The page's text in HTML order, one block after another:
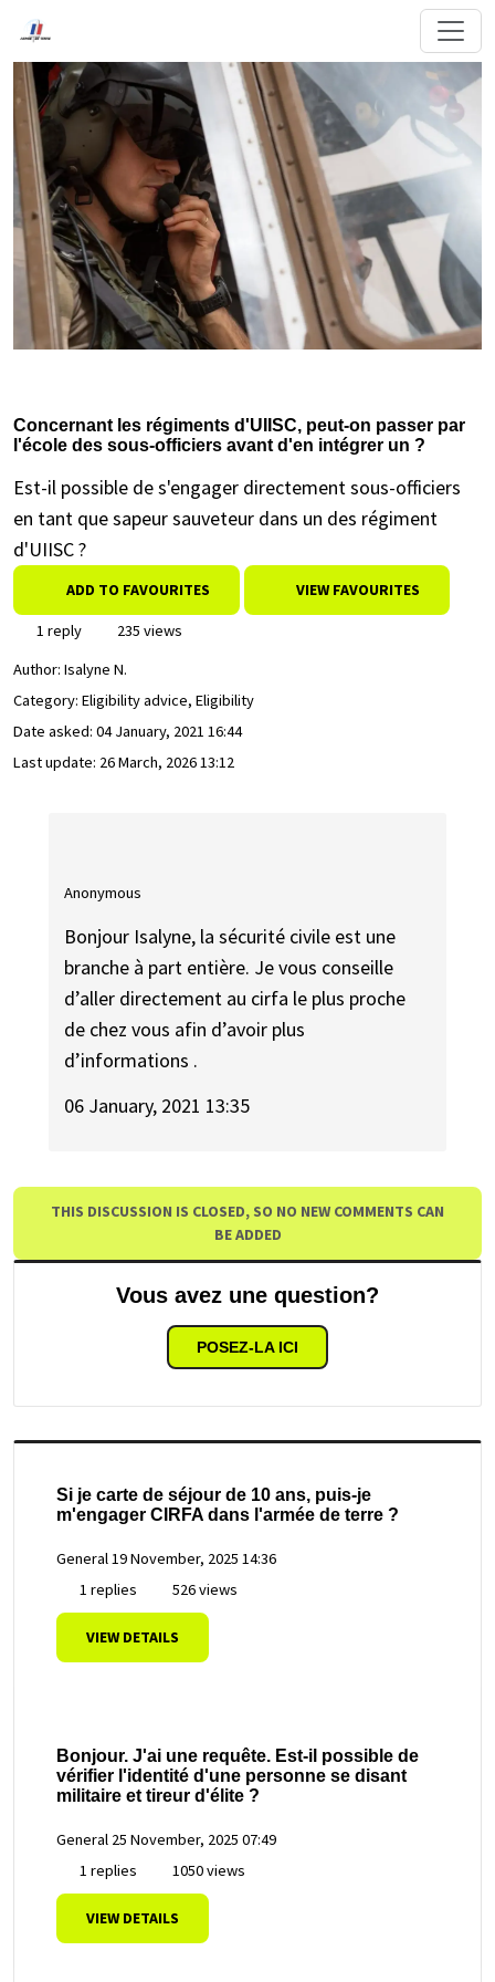
Concernant les régiments d'UIISC, peut-on passer par
l'école des sous-officiers avant d'en intégrer un ?
Est-il possible de s'engager directement sous-officiers
en tant que sapeur sauveteur dans un des régiment
d'UIISC ?
ADD TO FAVOURITES VIEW FAVOURITES
1 reply
235 views
Author: Isalyne N.
Category: Eligibility advice, Eligibility
Date asked: 04 January, 2021 16:44
Last update: 26 March, 2026 13:12
Anonymous
Bonjour Isalyne, la sécurité civile est une
branche à part entière. Je vous conseille
d’aller directement au cirfa le plus proche
de chez vous afin d’avoir plus
d’informations .
06 January, 2021 13:35
THIS DISCUSSION IS CLOSED, SO NO NEW COMMENTS CAN
BE ADDED
Vous avez une question?
POSEZ-LA ICI
Si je carte de séjour de 10 ans, puis-je
m'engager CIRFA dans l'armée de terre ?
General19 November, 2025 14:36
1 replies
526 views
VIEW DETAILS
Bonjour. J'ai une requête. Est-il possible de
vérifier l'identité d'une personne se disant
militaire et tireur d'élite ?
General 25 November, 2025 07:49
1 replies
1050 views
VIEW DETAILS